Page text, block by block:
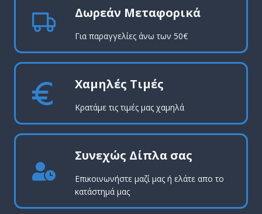
Δωρεάν Μεταφορικά
Για παραγγελίες άνω των 50€
Χαμηλές Τιμές
Κρατάμε τις τιμές μας χαμηλά
Συνεχώς Δίπλα σας
Επικοινωνήστε μαζί μας ή ελάτε απο το
κατάστημά μας